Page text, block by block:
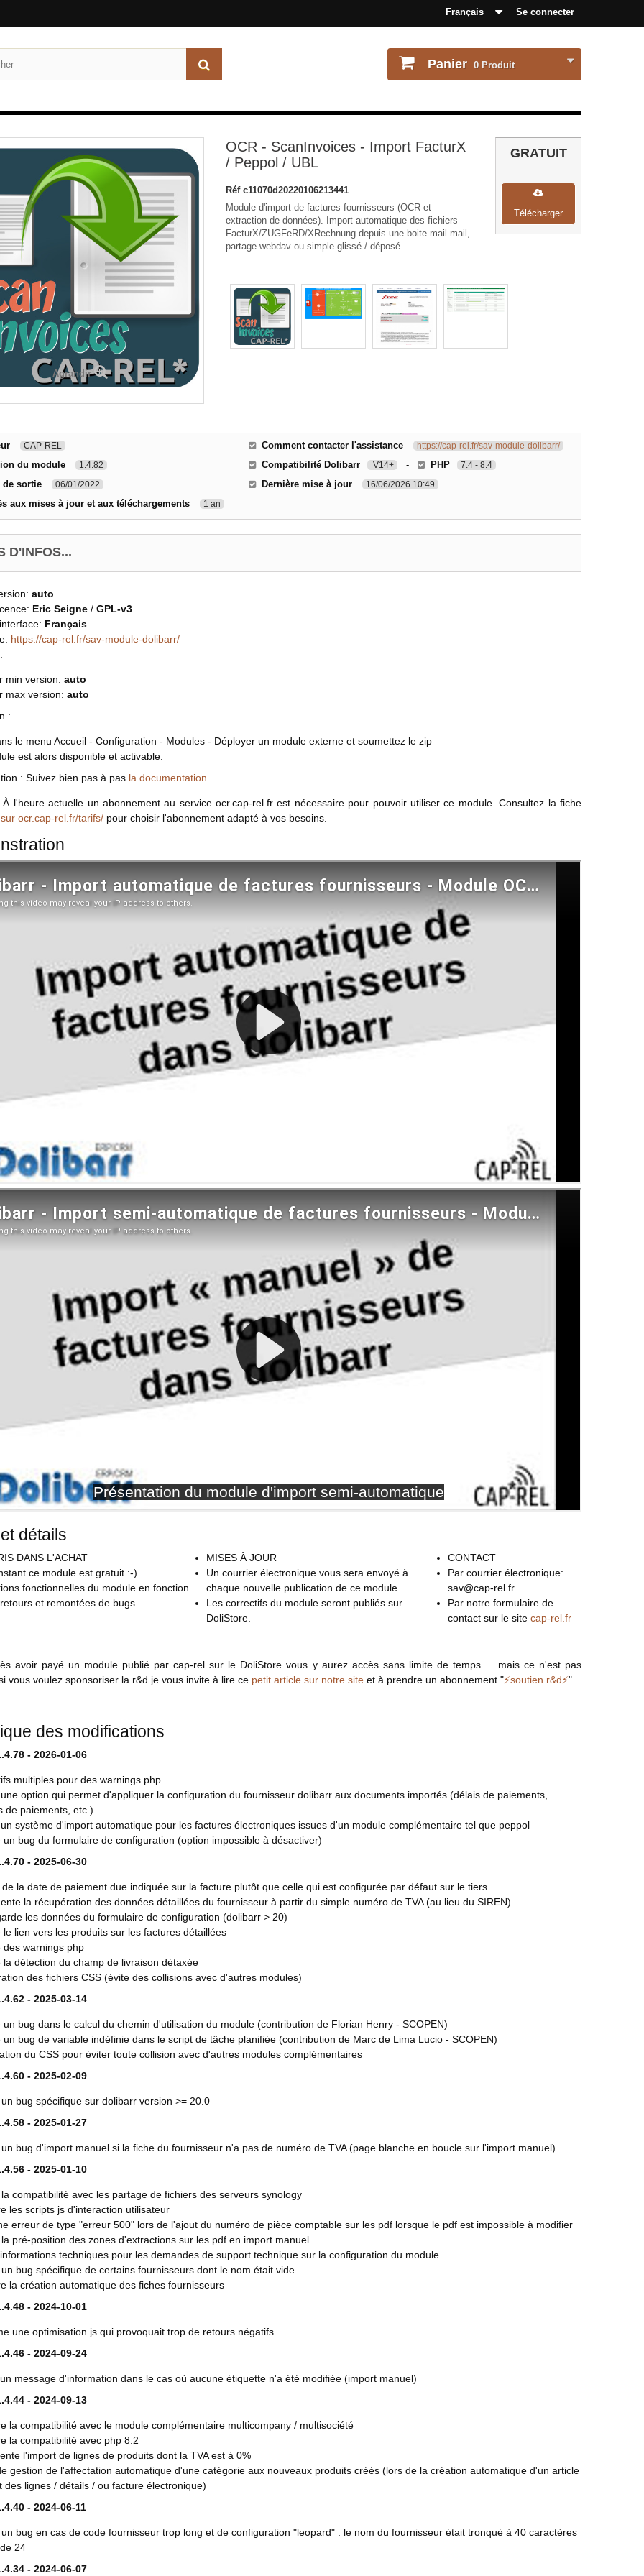
Se connecter
Français
Panier 0 Produit
Agrandir
OCR - ScanInvoices - Import FacturX
/ Peppol / UBL
Réf c11070d20220106213441
Module d'import de factures fournisseurs (OCR et
extraction de données). Import automatique des fichiers
FacturX/ZUGFeRD/XRechnung depuis une boite mail mail,
partage webdav ou simple glissé / déposé.
GRATUIT
Télécharger
CAP-REL
du module 1.4.82
de sortie 06/01/2022
aux mises à jour et aux téléchargements 1 an
Comment contacter l'assistance https://cap-rel.fr/sav-module-dolibarr/
Compatibilité Dolibarr V14+ - PHP 7.4 - 8.4
Dernière mise à jour 16/06/2026 10:49
D'INFOS...
auto
Eric Seigne / GPL-v3
Français
https://cap-rel.fr/sav-module-dolibarr/
min version: auto
max version: auto
:
le menu Accueil - Configuration - Modules - Déployer un module externe et soumettez le zip
est alors disponible et activable.
: Suivez bien pas à pas la documentation
À l'heure actuelle un abonnement au service ocr.cap-rel.fr est nécessaire pour pouvoir utiliser ce module. Consultez la fiche
ocr.cap-rel.fr/tarifs/ pour choisir l'abonnement adapté à vos besoins.
détails
DANS L'ACHAT
ce module est gratuit :-)
fonctionnelles du module en fonction
et remontées de bugs.
MISES À JOUR
Un courrier électronique vous sera envoyé à
chaque nouvelle publication de ce module.
Les correctifs du module seront publiés sur
DoliStore.
CONTACT
Par courrier électronique:
sav@cap-rel.fr.
Par notre formulaire de
contact sur le site cap-rel.fr
avoir payé un module publié par cap-rel sur le DoliStore vous y aurez accès sans limite de temps ... mais ce n'est pas
vous voulez sponsoriser la r&d je vous invite à lire ce petit article sur notre site et à prendre un abonnement "⚡soutien r&d⚡".
des modifications
- 2026-01-06
multiples pour des warnings php
option qui permet d'appliquer la configuration du fournisseur dolibarr aux documents importés (délais de paiements,
de paiements, etc.)
système d'import automatique pour les factures électroniques issues d'un module complémentaire tel que peppol
un bug du formulaire de configuration (option impossible à désactiver)
- 2025-06-30
de la date de paiement due indiquée sur la facture plutôt que celle qui est configurée par défaut sur le tiers
la récupération des données détaillées du fournisseur à partir du simple numéro de TVA (au lieu du SIREN)
les données du formulaire de configuration (dolibarr > 20)
le lien vers les produits sur les factures détaillées
des warnings php
la détection du champ de livraison détaxée
des fichiers CSS (évite des collisions avec d'autres modules)
- 2025-03-14
un bug dans le calcul du chemin d'utilisation du module (contribution de Florian Henry - SCOPEN)
un bug de variable indéfinie dans le script de tâche planifiée (contribution de Marc de Lima Lucio - SCOPEN)
du CSS pour éviter toute collision avec d'autres modules complémentaires
- 2025-02-09
bug spécifique sur dolibarr version >= 20.0
- 2025-01-27
bug d'import manuel si la fiche du fournisseur n'a pas de numéro de TVA (page blanche en boucle sur l'import manuel)
- 2025-01-10
compatibilité avec les partage de fichiers des serveurs synology
les scripts js d'interaction utilisateur
erreur de type "erreur 500" lors de l'ajout du numéro de pièce comptable sur les pdf lorsque le pdf est impossible à modifier
pré-position des zones d'extractions sur les pdf en import manuel
techniques pour les demandes de support technique sur la configuration du module
bug spécifique de certains fournisseurs dont le nom était vide
la création automatique des fiches fournisseurs
- 2024-10-01
une optimisation js qui provoquait trop de retours négatifs
- 2024-09-24
message d'information dans le cas où aucune étiquette n'a été modifiée (import manuel)
- 2024-09-13
la compatibilité avec le module complémentaire multicompany / multisociété
la compatibilité avec php 8.2
l'import de lignes de produits dont la TVA est à 0%
gestion de l'affectation automatique d'une catégorie aux nouveaux produits créés (lors de la création automatique d'un article
des lignes / détails / ou facture électronique)
- 2024-06-11
bug en cas de code fournisseur trop long et de configuration "leopard" : le nom du fournisseur était tronqué à 40 caractères
24
- 2024-06-07